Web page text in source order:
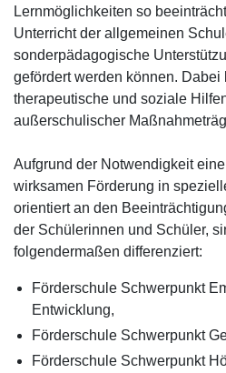
Lernmöglichkeiten so
Unterricht der allgemeinen
sonderpädagogische
gefördert werden können. Dabei
therapeutische und soziale
außerschulischer
Aufgrund der Notwendigkeit
wirksamen Förderung in
orientiert an den
der Schülerinnen und Schüler,
folgendermaßen differenziert:
Förderschule Schwerpunkt
Entwicklung,
Förderschule Schwerpunkt
Förderschule Schwerpunkt